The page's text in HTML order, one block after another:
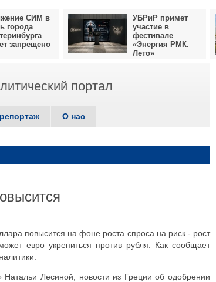
СИМ в
города
запрещено
УБРиР примет
участие в
фестивале
«Энергия РМК.
Лето»
портал
О нас
повысится на фоне роста спроса на риск - рост
евро укрепиться против рубля. Как сообщает
Лесиной, новости из Греции об одобрении